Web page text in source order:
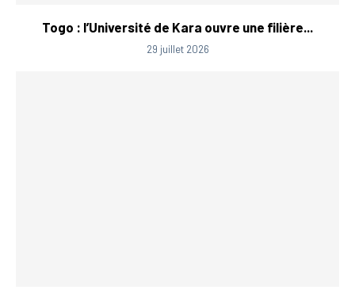
Togo : l’Université de Kara ouvre une filière...
29 juillet 2026